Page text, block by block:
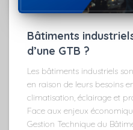
Bâtiments
d’une GTB ?
Les bâtiments industriels
en raison de leurs besoins
climatisation, éclairage et
Face aux enjeux
Gestion Technique du